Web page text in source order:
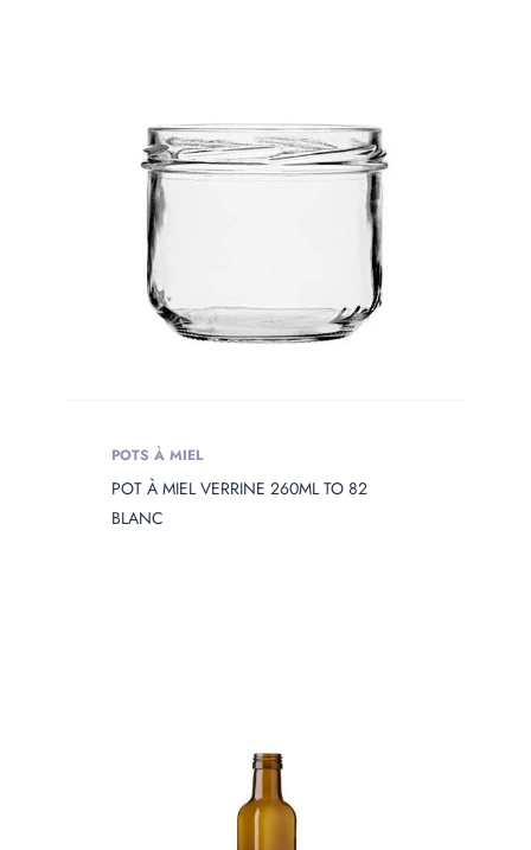
POTS À MIEL
POT À MIEL VERRINE 260ML TO 82
BLANC